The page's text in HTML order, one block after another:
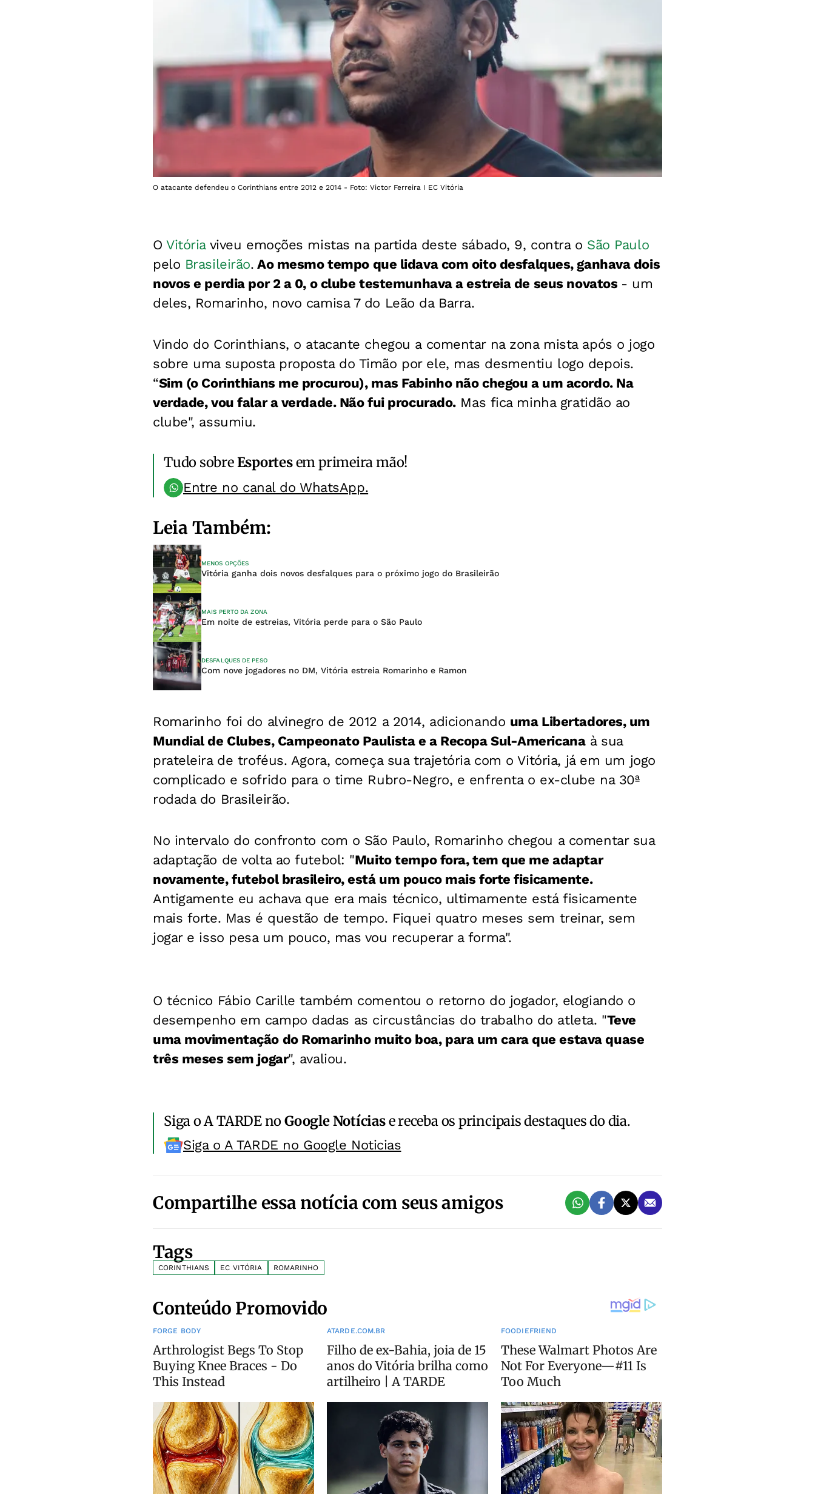
O atacante defendeu o Corinthians entre 2012 e 2014 - Foto: Victor Ferreira I EC Vitória
OVitóriaviveu emoções mistas na partida deste sábado, 9, contra o São Paulo
pelo Brasileirão. Ao mesmo tempo que lidava com oito desfalques, ganhava dois
novos e perdia por 2 a 0, o clube testemunhava a estreia de seus novatos - um
deles, Romarinho, novo camisa 7 do Leão da Barra.
Vindo do Corinthians, o atacante chegou a comentar na zona mista após o jogo
sobre uma suposta proposta do Timão por ele, mas desmentiu logo depois.
“Sim (o Corinthians me procurou), mas Fabinho não chegou a um acordo. Na
verdade, vou falar a verdade. Não fui procurado.Mas fica minha gratidão ao
clube", assumiu.
Tudo sobreEsportesem primeira mão!
Entre no canal do WhatsApp.
Leia Também:
MENOS OPÇÕES
Vitória ganha dois novos desfalques para o próximo jogo do Brasileirão
MAIS PERTO DA ZONA
Em noite de estreias, Vitória perde para o São Paulo
DESFALQUES DE PESO
Com nove jogadores no DM, Vitória estreia Romarinho e Ramon
Romarinho foi do alvinegro de 2012 a 2014, adicionando uma Libertadores, um
Mundial de Clubes, Campeonato Paulista e a Recopa Sul-Americanaà sua
prateleira de troféus. Agora, começa sua trajetória com o Vitória, já em um jogo
complicado e sofrido para o time Rubro-Negro, e enfrenta o ex-clube na 30ª
rodada do Brasileirão.
No intervalo do confronto com o São Paulo, Romarinho chegou a comentar sua
adaptação de volta ao futebol: "Muito tempo fora, tem que me adaptar
novamente, futebol brasileiro, está um pouco mais forte fisicamente.
Antigamente eu achava que era mais técnico, ultimamente está fisicamente
mais forte. Mas é questão de tempo. Fiquei quatro meses sem treinar, sem
jogar e isso pesa um pouco, mas vou recuperar a forma".
O técnico Fábio Carille também comentou o retorno do jogador, elogiando o
desempenho em campo dadas as circustâncias do trabalho do atleta. "Teve
uma movimentação do Romarinho muito boa, para um cara que estava quase
três meses sem jogar", avaliou.
Siga o A TARDE noGoogle Notíciase receba os principais destaques do dia.
Siga o A TARDE no Google Noticias
Compartilhe essa notícia com seus amigos
Tags
CORINTHIANS EC VITÓRIA ROMARINHO